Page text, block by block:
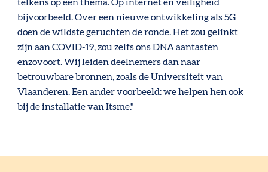
telkens op een thema. Op internet en veiligheid
bijvoorbeeld. Over een nieuwe ontwikkeling als 5G
doen de wildste geruchten de ronde. Het zou gelinkt
zijn aan COVID-19, zou zelfs ons DNA aantasten
enzovoort. Wij leiden deelnemers dan naar
betrouwbare bronnen, zoals de Universiteit van
Vlaanderen. Een ander voorbeeld: we helpen hen ook
bij de installatie van Itsme."